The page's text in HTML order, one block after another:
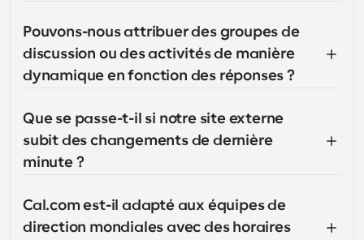
Pouvons-nous attribuer des groupes de
discussion ou des activités de manière
dynamique en fonction des réponses ?
Que se passe-t-il si notre site externe
subit des changements de dernière
minute ?
Cal.com est-il adapté aux équipes de
direction mondiales avec des horaires